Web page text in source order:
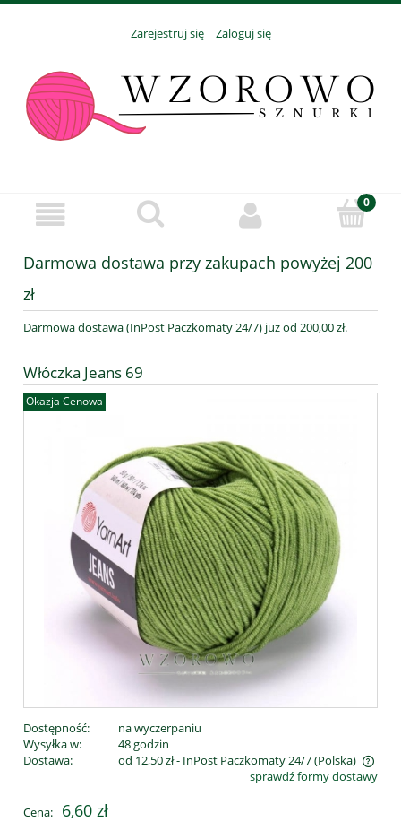
Zarejestruj się Zaloguj się
Darmowa dostawa przy zakupach powyżej 200
zł
Darmowa dostawa (InPost Paczkomaty 24/7) już od 200,00 zł.
Włóczka Jeans 69
Okazja Cenowa
Dostępność:
na wyczerpaniu
Wysyłka w:
48 godzin
Dostawa:
od 12,50 zł- InPost Paczkomaty 24/7(Polska)
Cena nie zawiera ewentualnych kosztów płatnościsprawdź formy dostawy
Cena: 6,60 zł